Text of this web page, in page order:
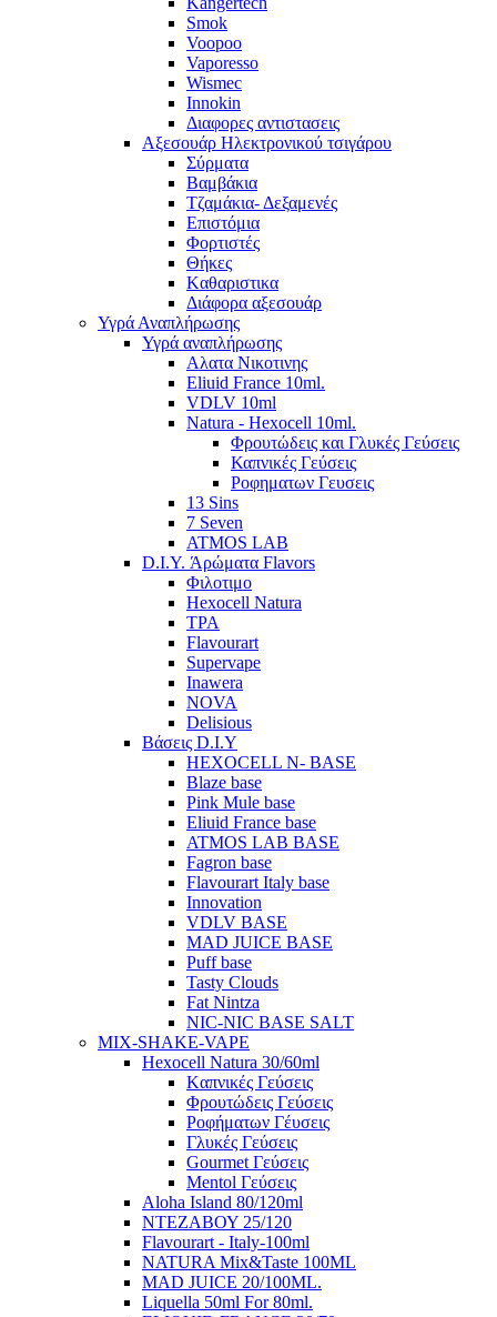
Smok
Voopoo
Vaporesso
Wismec
Ιnnokin
Διαφορες αντιστασεις
Αξεσουάρ Ηλεκτρονικού τσιγάρου
Σύρματα
Βαμβάκια
Τζαμάκια- Δεξαμενές
Επιστόμια
Φορτιστές
Θήκες
Kαθαριστικα
Διάφορα αξεσουάρ
Υγρά Αναπλήρωσης
Υγρά αναπλήρωσης
Aλατα Νικοτινης
Eliuid France 10ml.
VDLV 10ml
Natura - Hexocell 10ml.
Φρουτώδεις και Γλυκές Γεύσεις
Καπνικές Γεύσεις
Ροφηματων Γευσεις
13 Sins
7 Seven
ATMOS LAB
D.I.Y. Άρώματα Flavors
Φιλοτιμο
Hexocell Natura
TPA
Flavourart
Supervape
Inawera
ΝOVA
Delisious
Βάσεις D.I.Y
HEXOCELL N- BASE
Blaze base
Pink Mule base
Eliuid France base
ATMOS LAB BASE
Fagron base
Flavourart Italy base
Innovation
VDLV BASE
MAD JUICE BASE
Puff base
Tasty Clouds
Fat Nintza
NIC-NIC BASE SALT
MIX-SHAKE-VAPE
Hexocell Natura 30/60ml
Kαπνικές Γεύσεις
Φρουτώδεις Γεύσεις
Ροφήματων Γέυσεις
Γλυκές Γεύσεις
Gourmet Γεύσεις
Mentol Γεύσεις
Aloha Island 80/120ml
ΝΤΕΖΑΒΟΥ 25/120
Flavourart - Italy-100ml
NATURA Mix&Taste 100ML
MAD JUICE 20/100ML.
Liquella 50ml For 80ml.